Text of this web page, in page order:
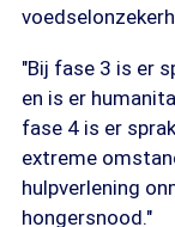
"Bij fase 3 is er
en is er
fase 4 is er
extreme
hulpverlening
hongersnood."